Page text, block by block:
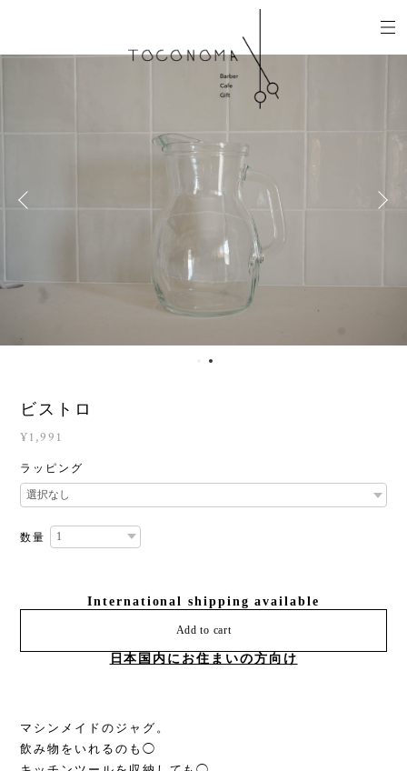
ビストロ
¥1,991
ラッピング
数量
International shipping available
Add to cart
日本国内にお住まいの方向け
マシンメイドのジャグ。
飲み物をいれるのも◯